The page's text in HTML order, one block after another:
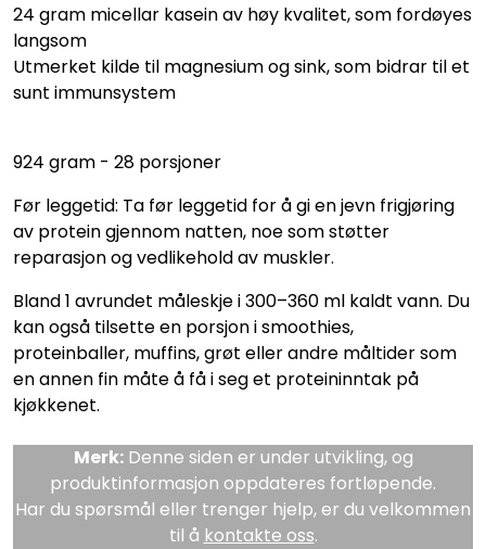
24 gram micellar kasein av høy kvalitet, som fordøyes
langsom
Utmerket kilde til magnesium og sink, som bidrar til et
sunt immunsystem
924 gram - 28 porsjoner
Før leggetid: Ta før leggetid for å gi en jevn frigjøring
av protein gjennom natten, noe som støtter
reparasjon og vedlikehold av muskler.
Bland 1 avrundet måleskje i 300–360 ml kaldt vann. Du
kan også tilsette en porsjon i smoothies,
proteinballer, muffins, grøt eller andre måltider som
en annen fin måte å få i seg et proteininntak på
kjøkkenet.
Merk:Denne siden er under utvikling, og
produktinformasjon oppdateres fortløpende.
Har du spørsmål eller trenger hjelp, er du velkommen
til å kontakte oss.